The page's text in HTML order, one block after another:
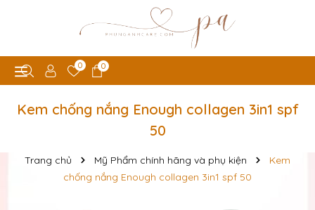
0 0
Kem chống nắng Enough collagen 3in1 spf
50
Trang chủ Mỹ Phẩm chính hãng và phụ kiện
Kem
chống nắng Enough collagen 3in1 spf 50